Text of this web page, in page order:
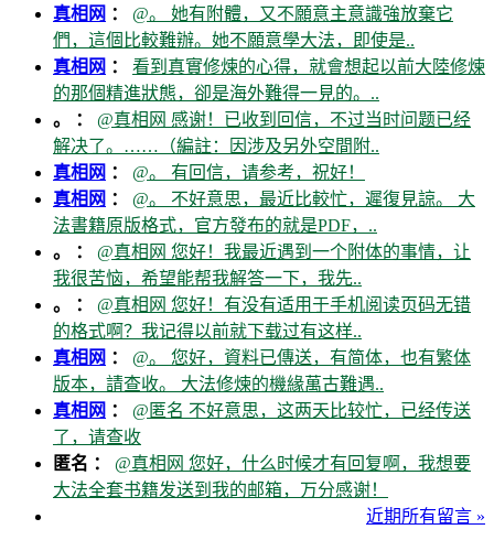
真相网 ： @。 她有附體，又不願意主意識強放棄它
們，這個比較難辦。她不願意學大法，即使是..
真相网 ： 看到真實修煉的心得，就會想起以前大陸修煉
的那個精進狀態，卻是海外難得一見的。..
。 ： @真相网 感谢！已收到回信，不过当时问题已经
解决了。……（編註：因涉及另外空間附..
真相网 ： @。 有回信，请参考，祝好！
真相网 ： @。 不好意思，最近比較忙，遲復見諒。 大
法書籍原版格式，官方發布的就是PDF，..
。 ： @真相网 您好！我最近遇到一个附体的事情，让
我很苦恼，希望能帮我解答一下，我先..
。 ： @真相网 您好！有没有适用于手机阅读页码无错
的格式啊？我记得以前就下载过有这样..
真相网 ： @。 您好，資料已傳送，有简体，也有繁体
版本，請查收。 大法修煉的機緣萬古難遇..
真相网 ： @匿名 不好意思，这两天比较忙，已经传送
了，请查收
匿名 ： @真相网 您好，什么时候才有回复啊，我想要
大法全套书籍发送到我的邮箱，万分感谢！
近期所有留言 »